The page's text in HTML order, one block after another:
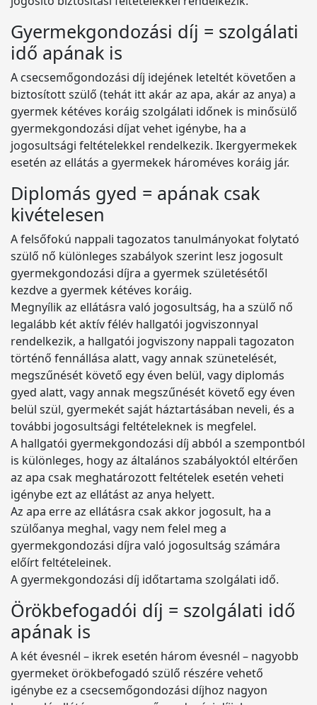
Gyermekgondozási díj = szolgálati
idő apának is
A csecsemőgondozási díj idejének leteltét követően a
biztosított szülő (tehát itt akár az apa, akár az anya) a
gyermek kétéves koráig szolgálati időnek is minősülő
gyermekgondozási díjat vehet igénybe, ha a
jogosultsági feltételekkel rendelkezik. Ikergyermekek
esetén az ellátás a gyermekek hároméves koráig jár.
Diplomás gyed = apának csak
kivételesen
A felsőfokú nappali tagozatos tanulmányokat folytató
szülő nő különleges szabályok szerint lesz jogosult
gyermekgondozási díjra a gyermek születésétől
kezdve a gyermek kétéves koráig.
Megnyílik az ellátásra való jogosultság, ha a szülő nő
legalább két aktív félév hallgatói jogviszonnyal
rendelkezik, a hallgatói jogviszony nappali tagozaton
történő fennállása alatt, vagy annak szünetelését,
megszűnését követő egy éven belül, vagy diplomás
gyed alatt, vagy annak megszűnését követő egy éven
belül szül, gyermekét saját háztartásában neveli, és a
további jogosultsági feltételeknek is megfelel.
A hallgatói gyermekgondozási díj abból a szempontból
is különleges, hogy az általános szabályoktól eltérően
az apa csak meghatározott feltételek esetén veheti
igénybe ezt az ellátást az anya helyett.
Az apa erre az ellátásra csak akkor jogosult, ha a
szülőanya meghal, vagy nem felel meg a
gyermekgondozási díjra való jogosultság számára
előírt feltételeinek.
A gyermekgondozási díj időtartama szolgálati idő.
Örökbefogadói díj = szolgálati idő
apának is
A két évesnél – ikrek esetén három évesnél – nagyobb
gyermeket örökbefogadó szülő részére vehető
igénybe ez a csecsemőgondozási díjhoz nagyon